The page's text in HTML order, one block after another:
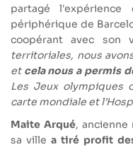
partagé
périphérique de
coopérant avec son
territoriales, nous
et cela nous a permis
Les Jeux olympiques
carte mondiale et
Maite Arqué, ancienne
sa ville a tiré profit